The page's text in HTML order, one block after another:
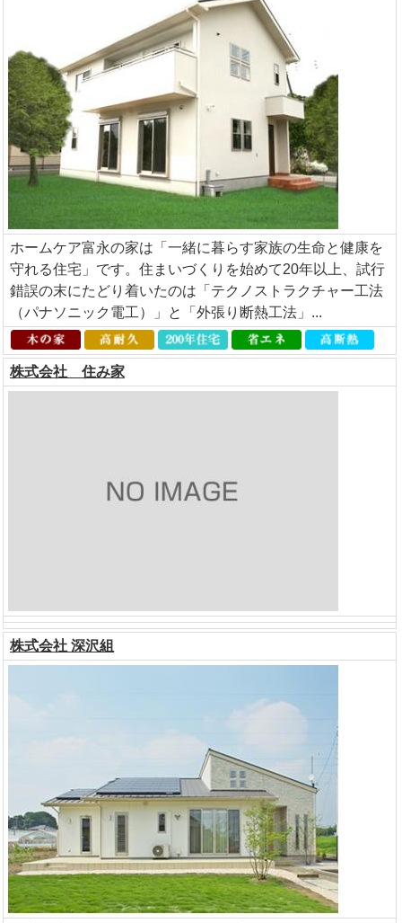
ホームケア富永の家は「一緒に暮らす家族の生命と健康を
守れる住宅」です。住まいづくりを始めて20年以上、試行
錯誤の末にたどり着いたのは「テクノストラクチャー工法
（パナソニック電工）」と「外張り断熱工法」...
株式会社 住み家
株式会社 深沢組